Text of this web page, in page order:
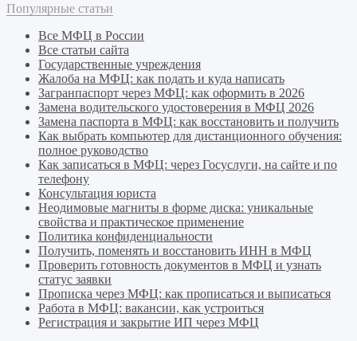
Популярные статьи
Все МФЦ в России
Все статьи сайта
Государственные учреждения
Жалоба на МФЦ: как подать и куда написать
Загранпаспорт через МФЦ: как оформить в 2026
Замена водительского удостоверения в МФЦ 2026
Замена паспорта в МФЦ: как восстановить и получить
Как выбрать компьютер для дистанционного обучения:
полное руководство
Как записаться в МФЦ: через Госуслуги, на сайте и по
телефону
Консультация юриста
Неодимовые магниты в форме диска: уникальные
свойства и практическое применение
Политика конфиденциальности
Получить, поменять и восстановить ИНН в МФЦ
Проверить готовность документов в МФЦ и узнать
статус заявки
Прописка через МФЦ: как прописаться и выписаться
Работа в МФЦ: вакансии, как устроиться
Регистрация и закрытие ИП через МФЦ